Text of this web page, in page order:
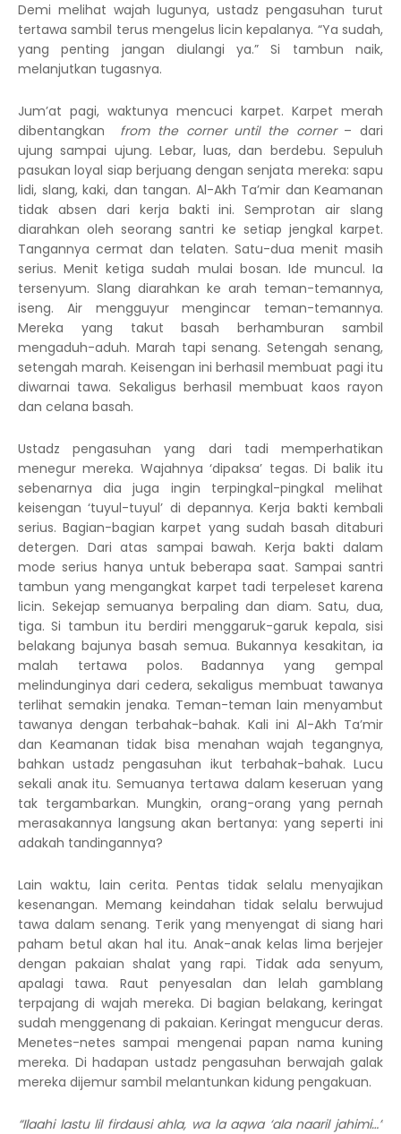
Demi melihat wajah lugunya, ustadz pengasuhan turut
tertawa sambil terus mengelus licin kepalanya. “Ya sudah,
yang penting jangan diulangi ya.” Si tambun naik,
melanjutkan tugasnya.
Jum’at pagi, waktunya mencuci karpet. Karpet merah
dibentangkan from the corner until the corner– dari
ujung sampai ujung. Lebar, luas, dan berdebu. Sepuluh
pasukan loyal siap berjuang dengan senjata mereka: sapu
lidi, slang, kaki, dan tangan. Al-Akh Ta’mir dan Keamanan
tidak absen dari kerja bakti ini. Semprotan air slang
diarahkan oleh seorang santri ke setiap jengkal karpet.
Tangannya cermat dan telaten. Satu-dua menit masih
serius. Menit ketiga sudah mulai bosan. Ide muncul. Ia
tersenyum. Slang diarahkan ke arah teman-temannya,
iseng. Air mengguyur mengincar teman-temannya.
Mereka yang takut basah berhamburan sambil
mengaduh-aduh. Marah tapi senang. Setengah senang,
setengah marah. Keisengan ini berhasil membuat pagi itu
diwarnai tawa. Sekaligus berhasil membuat kaos rayon
dan celana basah.
Ustadz pengasuhan yang dari tadi memperhatikan
menegur mereka. Wajahnya ‘dipaksa’ tegas. Di balik itu
sebenarnya dia juga ingin terpingkal-pingkal melihat
keisengan ‘tuyul-tuyul’ di depannya. Kerja bakti kembali
serius. Bagian-bagian karpet yang sudah basah ditaburi
detergen. Dari atas sampai bawah. Kerja bakti dalam
mode serius hanya untuk beberapa saat. Sampai santri
tambun yang mengangkat karpet tadi terpeleset karena
licin. Sekejap semuanya berpaling dan diam. Satu, dua,
tiga. Si tambun itu berdiri menggaruk-garuk kepala, sisi
belakang bajunya basah semua. Bukannya kesakitan, ia
malah tertawa polos. Badannya yang gempal
melindunginya dari cedera, sekaligus membuat tawanya
terlihat semakin jenaka. Teman-teman lain menyambut
tawanya dengan terbahak-bahak. Kali ini Al-Akh Ta’mir
dan Keamanan tidak bisa menahan wajah tegangnya,
bahkan ustadz pengasuhan ikut terbahak-bahak. Lucu
sekali anak itu. Semuanya tertawa dalam keseruan yang
tak tergambarkan. Mungkin, orang-orang yang pernah
merasakannya langsung akan bertanya: yang seperti ini
adakah tandingannya?
Lain waktu, lain cerita. Pentas tidak selalu menyajikan
kesenangan. Memang keindahan tidak selalu berwujud
tawa dalam senang. Terik yang menyengat di siang hari
paham betul akan hal itu. Anak-anak kelas lima berjejer
dengan pakaian shalat yang rapi. Tidak ada senyum,
apalagi tawa. Raut penyesalan dan lelah gamblang
terpajang di wajah mereka. Di bagian belakang, keringat
sudah menggenang di pakaian. Keringat mengucur deras.
Menetes-netes sampai mengenai papan nama kuning
mereka. Di hadapan ustadz pengasuhan berwajah galak
mereka dijemur sambil melantunkan kidung pengakuan.
“Ilaahi lastu lil firdausi ahla, wa la aqwa ‘ala naaril jahimi…”